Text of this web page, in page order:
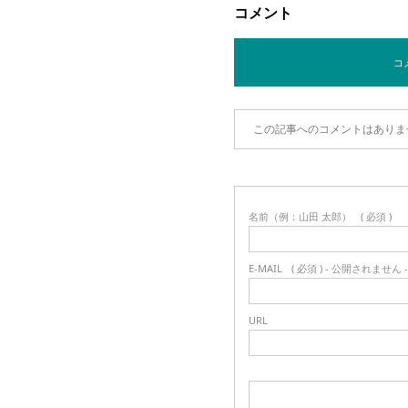
コメント
コ
この記事へのコメントはありま
名前（例：山田 太郎） ( 必須 )
E-MAIL ( 必須 ) - 公開されません -
URL